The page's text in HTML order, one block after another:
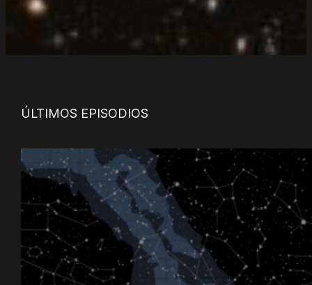
ÚLTIMOS EPISODIOS